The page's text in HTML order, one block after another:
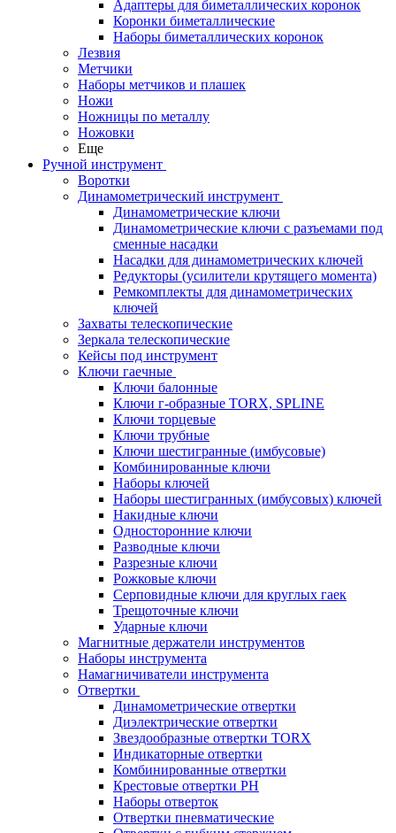
Адаптеры для биметаллических коронок
Коронки биметаллические
Наборы биметаллических коронок
Лезвия
Метчики
Наборы метчиков и плашек
Ножи
Ножницы по металлу
Ножовки
Еще
Ручной инструмент
Воротки
Динамометрический инструмент
Динамометрические ключи
Динамометрические ключи с разъемами под
сменные насадки
Насадки для динамометрических ключей
Редукторы (усилители крутящего момента)
Ремкомплекты для динамометрических
ключей
Захваты телескопические
Зеркала телескопические
Кейсы под инструмент
Ключи гаечные
Ключи балонные
Ключи г-образные TORX, SPLINE
Ключи торцевые
Ключи трубные
Ключи шестигранные (имбусовые)
Комбинированные ключи
Наборы ключей
Наборы шестигранных (имбусовых) ключей
Накидные ключи
Односторонние ключи
Разводные ключи
Разрезные ключи
Рожковые ключи
Серповидные ключи для круглых гаек
Трещоточные ключи
Ударные ключи
Магнитные держатели инструментов
Наборы инструмента
Намагничиватели инструмента
Отвертки
Динамометрические отвертки
Диэлектрические отвертки
Звездообразные отвертки TORX
Индикаторные отвертки
Комбинированные отвертки
Крестовые отвертки PH
Наборы отверток
Отвертки пневматические